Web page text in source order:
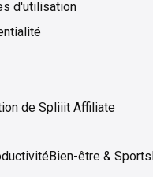
d'utilisation
de Spliiit Affiliate
Bien-être & Sports